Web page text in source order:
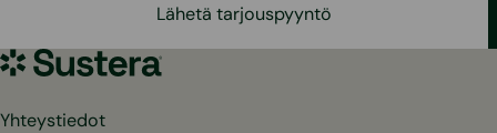
Lähetä tarjouspyyntö
Sustera
Yhteystiedot